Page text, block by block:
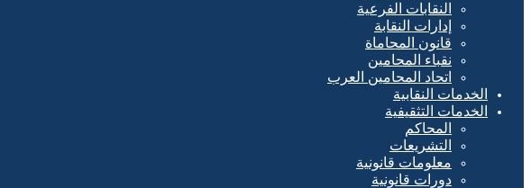
النقابات الفرعية
إدارات النقابة
قانون المحاماة
نقباء المحامين
اتحاد المحامين العرب
الخدمات النقابية
الخدمات التثقيفية
المحاكم
التشريعات
معلومات قانونية
دورات قانونية